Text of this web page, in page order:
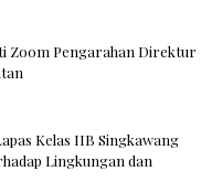
Zoom Pengarahan Direktur
Kelas IIB Singkawang
Lingkungan dan